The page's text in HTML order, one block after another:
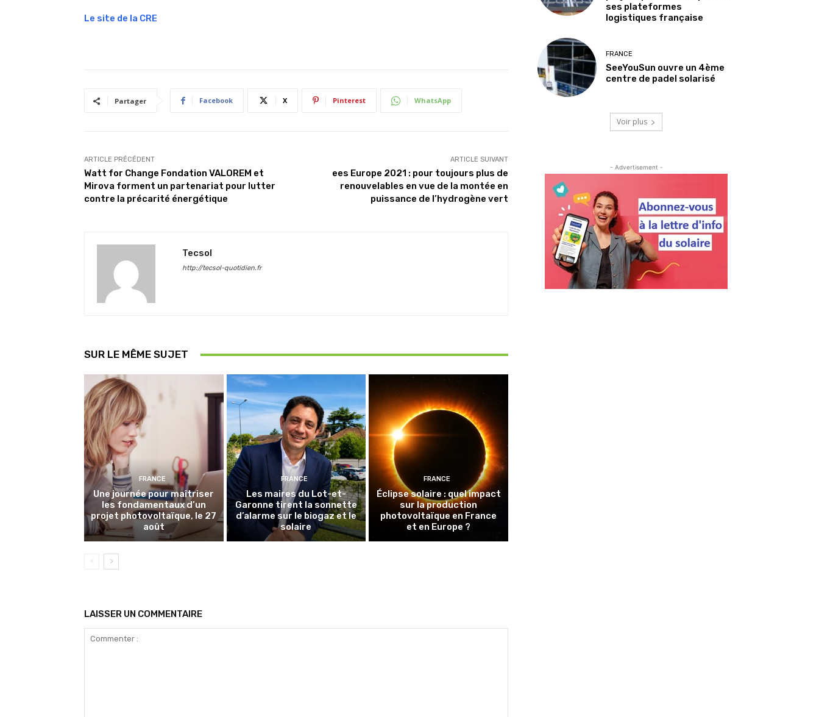
Le site de la CRE
Partager Facebook X Pinterest WhatsApp
ARTICLE PRÉCÉDENT
Watt for Change Fondation VALOREM et
Mirova forment un partenariat pour lutter
contre la précarité énergétique
ARTICLE SUIVANT
ees Europe 2021 : pour toujours plus de
renouvelables en vue de la montée en
puissance de l’hydrogène vert
Tecsol
http://tecsol-quotidien.fr
SUR LE MÊME SUJET
FRANCE
Une journée pour maîtriser
les fondamentaux d’un
projet photovoltaïque, le 27
août
FRANCE
Les maires du Lot-et-
Garonne tirent la sonnette
d’alarme sur le biogaz et le
solaire
FRANCE
Éclipse solaire : quel impact
sur la production
photovoltaïque en France
et en Europe ?
LAISSER UN COMMENTAIRE
ses plateformes
logistiques française
FRANCE
SeeYouSun ouvre un 4ème
centre de padel solarisé
Voir plus
- Advertisement -